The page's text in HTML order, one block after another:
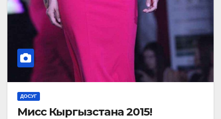
ДОСУГ
Мисс Кыргызстана 2015!